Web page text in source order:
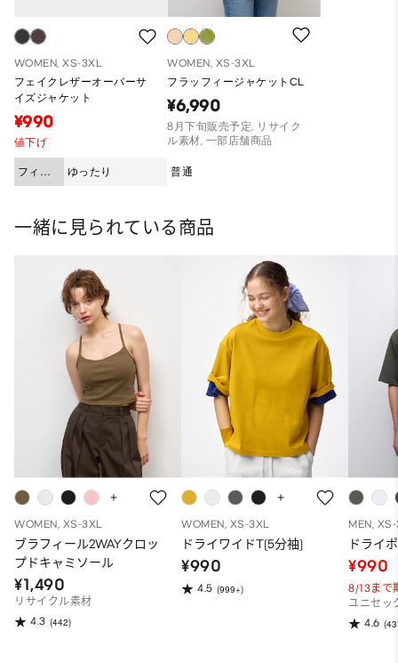
WOMEN, XS-3XL
フェイクレザーオーバーサ
イズジャケット
¥990
値下げ
フィッ
ト
ゆったり
WOMEN, XS-3XL
フラッフィージャケットCL
¥6,990
8月下旬販売予定, リサイク
ル素材, 一部店舗商品
普通
一緒に見られている商品
WOMEN, XS-3XL
ブラフィール2WAYクロッ
プドキャミソール
¥1,490
リサイクル素材
4.3 (442)
WOMEN, XS-3XL
ドライワイドT(5分袖)
¥990
4.5 (999+)
MEN,
ドライ
¥990
8/13まで
ユニセッ
4.6